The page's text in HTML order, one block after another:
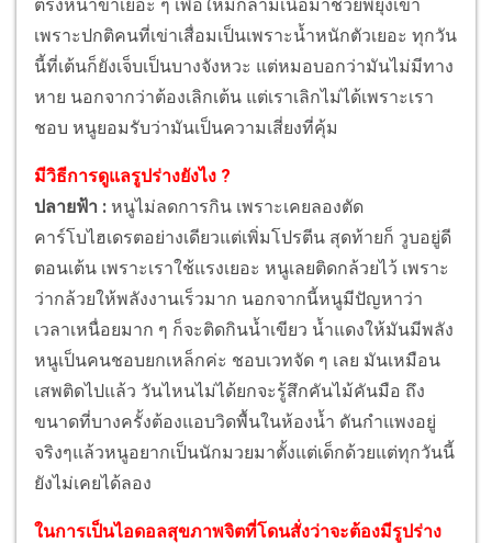
ตรงหน้าขาเยอะ ๆ เพื่อให้มีกล้ามเนื้อมาช่วยพยุงเข่า
เพราะปกติคนที่เข่าเสื่อมเป็นเพราะน้ำหนักตัวเยอะ ทุกวัน
นี้ที่เต้นก็ยังเจ็บเป็นบางจังหวะ แต่หมอบอกว่ามันไม่มีทาง
หาย นอกจากว่าต้องเลิกเต้น แต่เราเลิกไม่ได้เพราะเรา
ชอบ หนูยอมรับว่ามันเป็นความเสี่ยงที่คุ้ม
มีวิธีการดูแลรูปร่างยังไง ?
ปลายฟ้า : หนูไม่ลดการกิน เพราะเคยลองตัด
คาร์โบไฮเดรตอย่างเดียวแต่เพิ่มโปรตีน สุดท้ายก็ วูบอยู่ดี
ตอนเต้น เพราะเราใช้แรงเยอะ หนูเลยติดกล้วยไว้ เพราะ
ว่ากล้วยให้พลังงานเร็วมาก นอกจากนี้หนูมีปัญหาว่า
เวลาเหนื่อยมาก ๆ ก็จะติดกินน้ำเขียว น้ำแดงให้มันมีพลัง
หนูเป็นคนชอบยกเหล็กค่ะ ชอบเวทจัด ๆ เลย มันเหมือน
เสพติดไปแล้ว วันไหนไม่ได้ยกจะรู้สึกคันไม้คันมือ ถึง
ขนาดที่บางครั้งต้องแอบวิดพื้นในห้องน้ำ ดันกำแพงอยู่
จริงๆแล้วหนูอยากเป็นนักมวยมาตั้งแต่เด็กด้วยแต่ทุกวันนี้
ยังไม่เคยได้ลอง
ในการเป็นไอดอลสุขภาพจิตที่โดนสั่งว่าจะต้องมีรูปร่าง